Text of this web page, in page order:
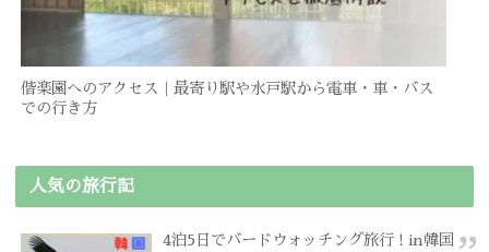
偕楽園へのアクセス｜最寄り駅や水戸駅から電車・車・バス
での行き方
人気の旅行記
4泊5日でバードウォッチング旅行 ! in韓国